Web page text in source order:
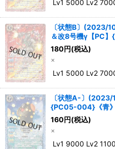
Lv1 5000 Lv2
〔状態B〕(2023/
＆改8号機γ【PC
180 円(税込)
×
Lv1 5000 Lv2
〔状態A-〕(2023/
{PC05-004}《青》
160 円(税込)
×
Lv1 9000 Lv2